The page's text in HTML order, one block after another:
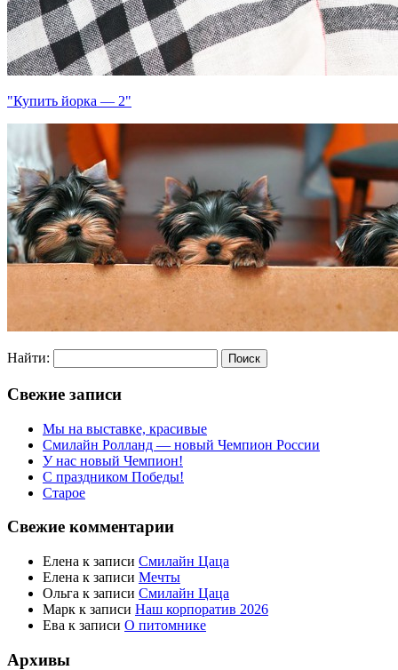
"Купить йорка — 2"
Найти:
Свежие записи
Мы на выставке, красивые
Смилайн Ролланд — новый Чемпион России
У нас новый Чемпион!
С праздником Победы!
Старое
Свежие комментарии
Елена к записи Смилайн Цаца
Елена к записи Мечты
Ольга к записи Смилайн Цаца
Марк к записи Наш корпоратив 2026
Ева к записи О питомнике
Архивы